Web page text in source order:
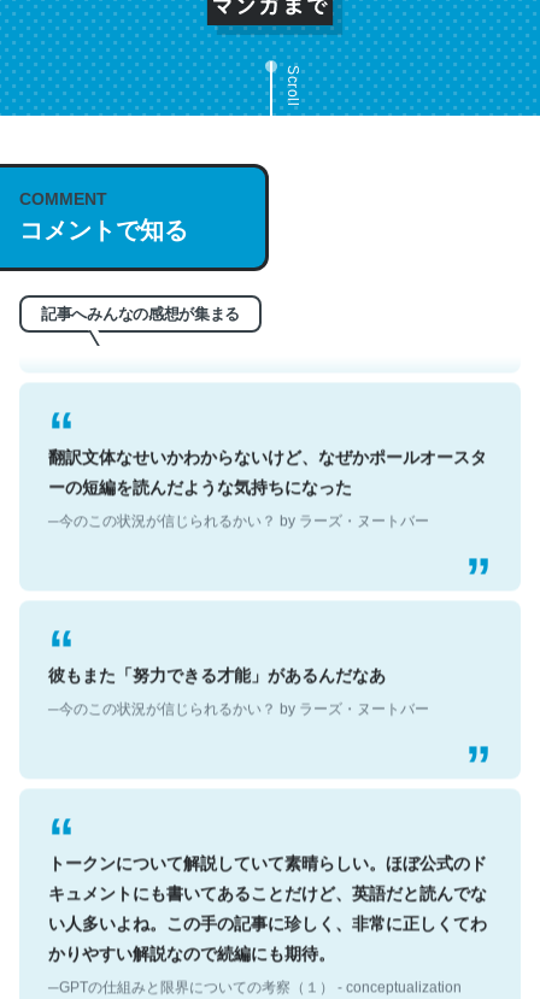
Scroll
COMMENT
コメントで知る
記事へみんなの感想が集まる
これは名文。彼はとてもクレバーなんだろうなと凄く思
う。英語少しでも読める人は原文もお勧め。自分はこの流
れ好き。Let’s Fucking Go. Then Covid hit. Shit.
─今のこの状況が信じられるかい？ by ラーズ・ヌートバー
翻訳文体なせいかわからないけど、なぜかポールオースタ
ーの短編を読んだような気持ちになった
─今のこの状況が信じられるかい？ by ラーズ・ヌートバー
彼もまた「努力できる才能」があるんだなあ
─今のこの状況が信じられるかい？ by ラーズ・ヌートバー
トークンについて解説していて素晴らしい。ほぼ公式のド
キュメントにも書いてあることだけど、英語だと読んでな
い人多いよね。この手の記事に珍しく、非常に正しくてわ
かりやすい解説なので続編にも期待。
─GPTの仕組みと限界についての考察（１） - conceptualization